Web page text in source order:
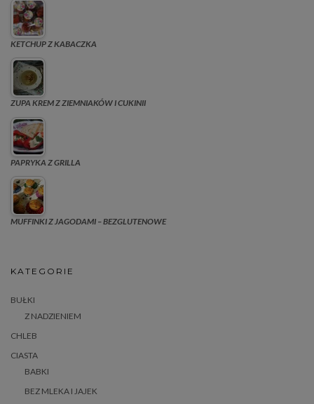
KETCHUP Z KABACZKA
ZUPA KREM Z ZIEMNIAKÓW I CUKINII
PAPRYKA Z GRILLA
MUFFINKI Z JAGODAMI – BEZGLUTENOWE
KATEGORIE
BUŁKI
Z NADZIENIEM
CHLEB
CIASTA
BABKI
BEZ MLEKA I JAJEK